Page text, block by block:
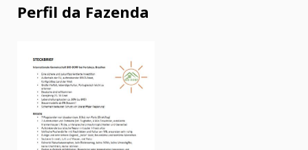
Perfil da Fazenda